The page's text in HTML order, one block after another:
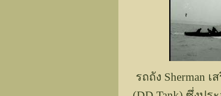
รถถัง Sherman